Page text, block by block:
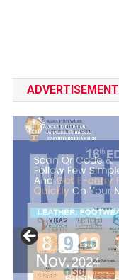
ADVERTISEMENT